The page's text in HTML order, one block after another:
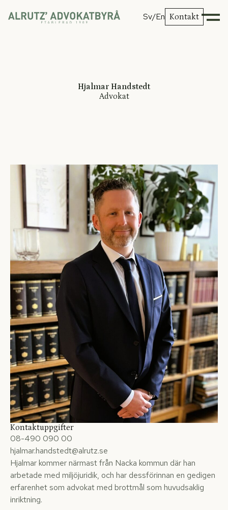
Sv/En Kontakt
Hjalmar Handstedt
Advokat
Kontaktuppgifter
08-490 090 00
hjalmar.handstedt@alrutz.se
Hjalmar kommer närmast från Nacka kommun där han
arbetade med miljöjuridik, och har dessförinnan en gedigen
erfarenhet som advokat med brottmål som huvudsaklig
inriktning.